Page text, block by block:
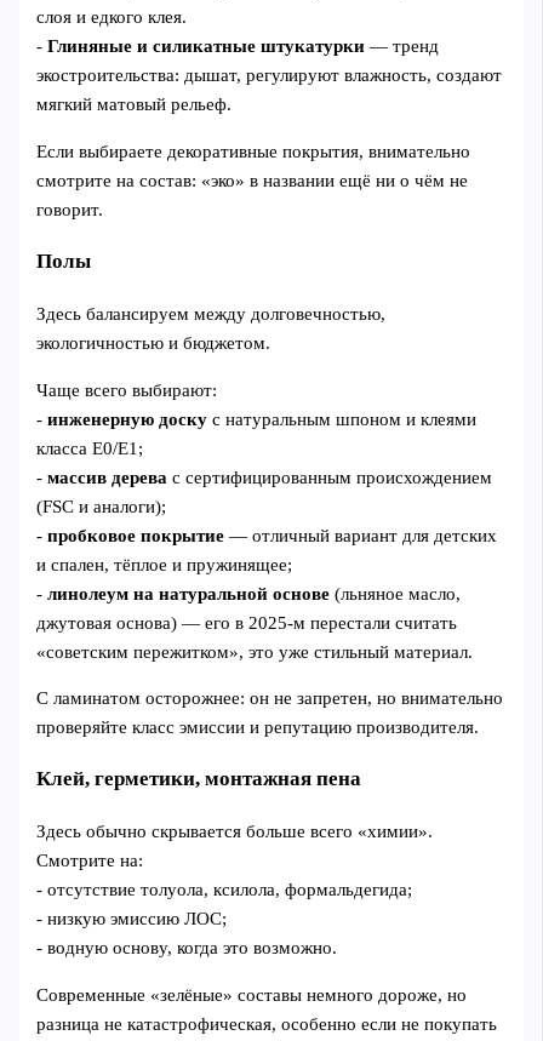
слоя и едкого клея.
-Глиняные и силикатные штукатурки — тренд
экостроительства: дышат, регулируют влажность, создают
мягкий матовый рельеф.
Если выбираете декоративные покрытия, внимательно
смотрите на состав: «эко» в названии ещё ни о чём не
говорит.
Полы
Здесь балансируем между долговечностью,
экологичностью и бюджетом.
Чаще всего выбирают:
-инженерную доску с натуральным шпоном и клеями
класса Е0/Е1;
-массив дерева с сертифицированным происхождением
(FSC и аналоги);
-пробковое покрытие — отличный вариант для детских
и спален, тёплое и пружинящее;
-линолеум на натуральной основе (льняное масло,
джутовая основа) — его в 2025-м перестали считать
«советским пережитком», это уже стильный материал.
С ламинатом осторожнее: он не запретен, но внимательно
проверяйте класс эмиссии и репутацию производителя.
Клей, герметики, монтажная пена
Здесь обычно скрывается больше всего «химии».
Смотрите на:
- отсутствие толуола, ксилола, формальдегида;
- низкую эмиссию ЛОС;
- водную основу, когда это возможно.
Современные «зелёные» составы немного дороже, но
разница не катастрофическая, особенно если не покупать